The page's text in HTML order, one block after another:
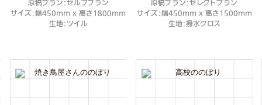
原稿プラン：セルフプラン
サイズ：幅450mm x 高さ1800mm
生地：ツイル
原稿プラン：セレクトプラン
サイズ：幅450mm x 高さ1500mm
生地：撥水クロス